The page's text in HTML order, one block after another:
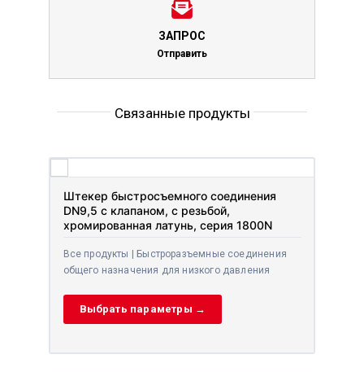
ЗАПРОС
Отправить
Связанные продукты
Штекер быстросъемного соединения
DN9,5 с клапаном, с резьбой,
хромированная латунь, серия 1800N
Все продукты | Быстроразъемные соединения
общего назначения для низкого давления
Выбрать параметры →